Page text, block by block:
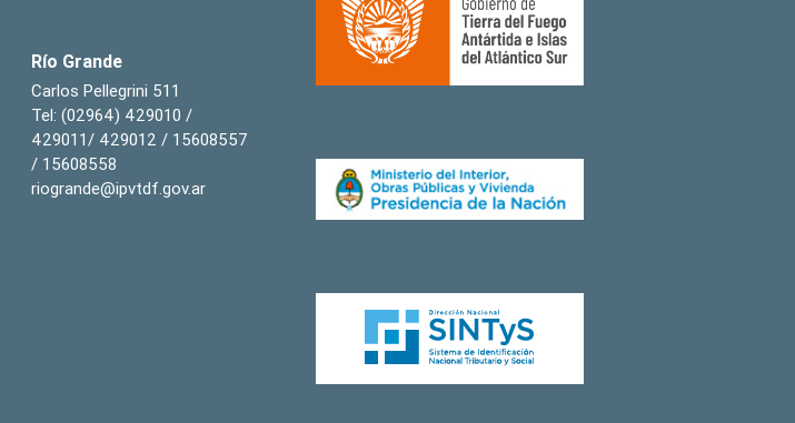
Río Grande
Carlos Pellegrini 511
Tel: (02964) 429010 /
429011/ 429012 / 15608557
/ 15608558
riogrande@ipvtdf.gov.ar